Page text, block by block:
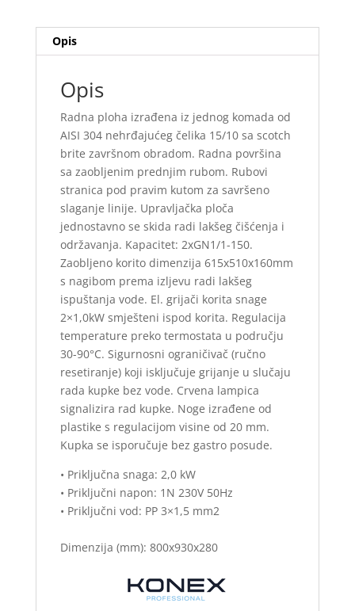
Opis
Opis
Radna ploha izrađena iz jednog komada od
AISI 304 nehrđajućeg čelika 15/10 sa scotch
brite završnom obradom. Radna površina
sa zaobljenim prednjim rubom. Rubovi
stranica pod pravim kutom za savršeno
slaganje linije. Upravljačka ploča
jednostavno se skida radi lakšeg čišćenja i
održavanja. Kapacitet: 2xGN1/1-150.
Zaobljeno korito dimenzija 615x510x160mm
s nagibom prema izljevu radi lakšeg
ispuštanja vode. El. grijači korita snage
2×1,0kW smješteni ispod korita. Regulacija
temperature preko termostata u području
30-90°C. Sigurnosni ograničivač (ručno
resetiranje) koji isključuje grijanje u slučaju
rada kupke bez vode. Crvena lampica
signalizira rad kupke. Noge izrađene od
plastike s regulacijom visine od 20 mm.
Kupka se isporučuje bez gastro posude.
• Priključna snaga: 2,0 kW
• Priključni napon: 1N 230V 50Hz
• Priključni vod: PP 3×1,5 mm2
Dimenzija (mm): 800x930x280